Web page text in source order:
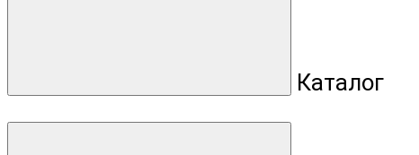
Каталог